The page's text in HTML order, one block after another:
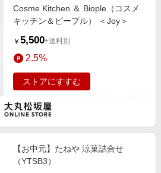
ド分割払い
ーン
Cosme Kitchen ＆ Biople（コスメ
キッチン＆ビープル） ＜Joy＞
￥ 5,500+送料別
2.5%
ストアにすすむ
【お中元】たねや 涼菓詰合せ
（YTSB3）